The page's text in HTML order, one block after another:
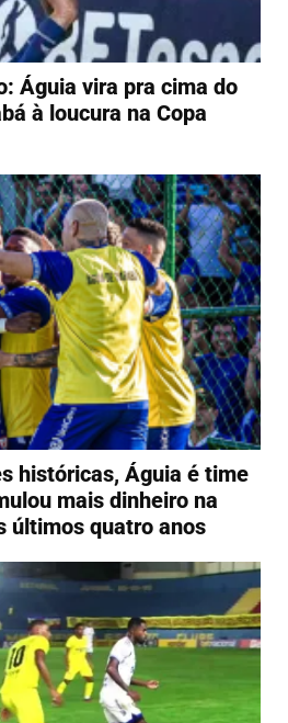
Águia vira pra cima do
à loucura na Copa
históricas, Águia é time
mais dinheiro na
últimos quatro anos